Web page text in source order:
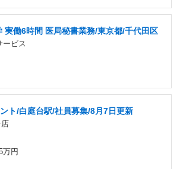
実働6時間 医局秘書業務/東京都/千代田区
ービス
ト/白庭台駅/社員募集/8月7日更新
万円